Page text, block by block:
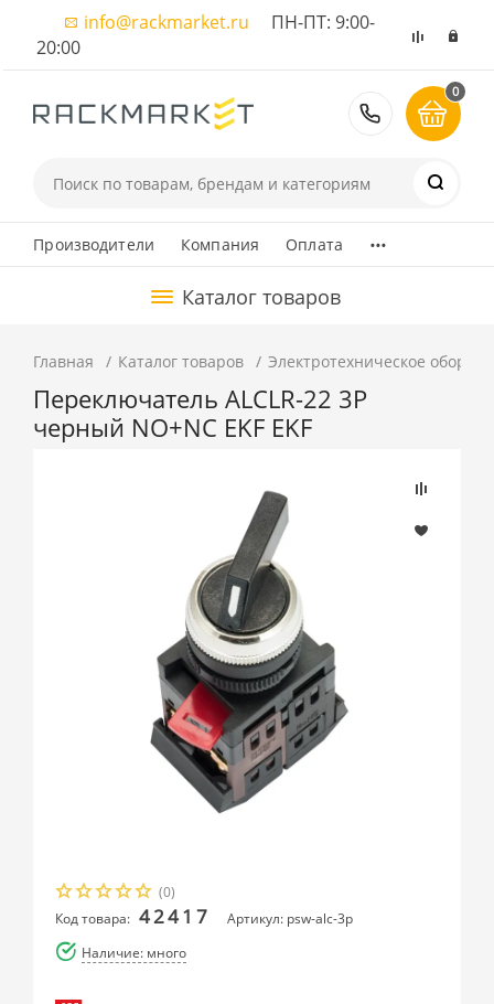
info@rackmarket.ru ПН-ПТ: 9:00-
20:00
8 (495)
0
Производители Компания Оплата ...
Каталог товаров
Главная Каталог товаров Электротехническое
Переключатель АLСLR-22 3P
черный NO+NC EKF EKF
(0)
Код товара: 42417
Артикул: psw-alc-3p
Наличие: много